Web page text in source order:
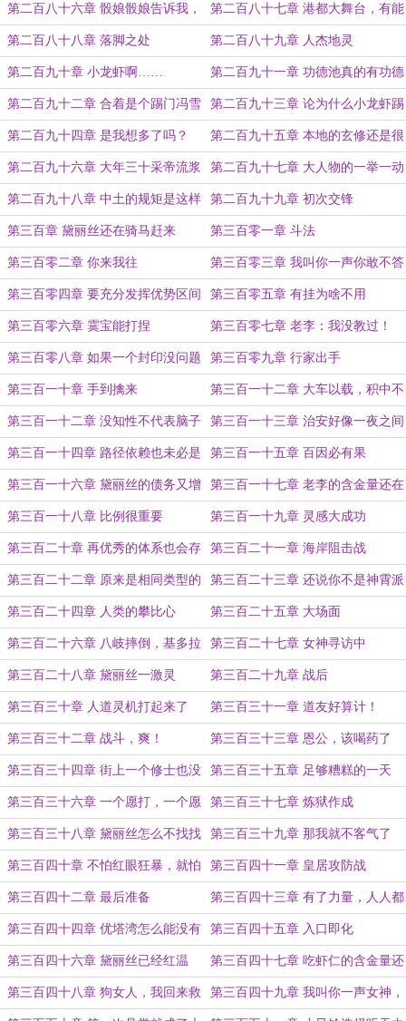
体上毁灭
第二百八十六章 骰娘骰娘告诉我，
你到底想干什么
第二百八十七章 港都大舞台，有能
耐你就来
第二百八十八章 落脚之处 第二百八十九章 人杰地灵
第二百九十章 小龙虾啊…… 第二百九十一章 功德池真的有功德
第二百九十二章 合着是个踢门冯雪 第二百九十三章 论为什么小龙虾踢
门能速通
第二百九十四章 是我想多了吗？ 第二百九十五章 本地的玄修还是很
靠谱的
第二百九十六章 大年三十采帝流浆
怕不是搞错了什么
第二百九十七章 大人物的一举一动
往往会被过度解读
第二百九十八章 中土的规矩是这样
的
第二百九十九章 初次交锋
第三百章 黛丽丝还在骑马赶来 第三百零一章 斗法
第三百零二章 你来我往 第三百零三章 我叫你一声你敢不答
应吗？
第三百零四章 要充分发挥优势区间 第三百零五章 有挂为啥不用
第三百零六章 霙宝能打捏 第三百零七章 老李：我没教过！
第三百零八章 如果一个封印没问题
就别去动它
第三百零九章 行家出手
第三百一十章 手到擒来 第三百一十二章 大车以载，积中不
败
第三百一十二章 没知性不代表脑子
空空
第三百一十三章 治安好像一夜之间
变好了
第三百一十四章 路径依赖也未必是
错
第三百一十五章 百因必有果
第三百一十六章 黛丽丝的债务又增
加了
第三百一十七章 老李的含金量还在
提升
第三百一十八章 比例很重要 第三百一十九章 灵感大成功
第三百二十章 再优秀的体系也会存
在漏洞
第三百二十一章 海岸阻击战
第三百二十二章 原来是相同类型的
虚神啊
第三百二十三章 还说你不是神霄派
第三百二十四章 人类的攀比心 第三百二十五章 大场面
第三百二十六章 八岐摔倒，基多拉
吃饱
第三百二十七章 女神寻访中
第三百二十八章 黛丽丝一激灵 第三百二十九章 战后
第三百三十章 人道灵机打起来了 第三百三十一章 道友好算计！
第三百三十二章 战斗，爽！ 第三百三十三章 恩公，该喝药了
第三百三十四章 街上一个修士也没
有，必然是有什么蹊跷
第三百三十五章 足够糟糕的一天
第三百三十六章 一个愿打，一个愿
挨
第三百三十七章 炼狱作成
第三百三十八章 黛丽丝怎么不找找
自己的问题
第三百三十九章 那我就不客气了
第三百四十章 不怕红眼狂暴，就怕
冷静思考
第三百四十一章 皇居攻防战
第三百四十二章 最后准备 第三百四十三章 有了力量，人人都
是颠佬
第三百四十四章 优塔湾怎么能没有
大怪兽？
第三百四十五章 入口即化
第三百四十六章 黛丽丝已经红温 第三百四十七章 吃虾仁的含金量还
在上升
第三百四十八章 狗女人，我回来救 第三百四十九章 我叫你一声女神，